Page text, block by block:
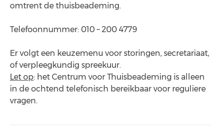
omtrent de thuisbeademing.
Telefoonnummer: 010 – 200 4779
Er volgt een keuzemenu voor storingen, secretariaat,
of verpleegkundig spreekuur.
Let op: het Centrum voor Thuisbeademing is alleen
in de ochtend telefonisch bereikbaar voor reguliere
vragen.